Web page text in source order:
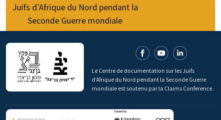
Juifs d’Afrique du Nord pendant la
Seconde Guerre mondiale
Le Centre de documentation sur les Juifs
d'Afrique du Nord pendant la Seconde Guerre
mondiale est soutenu par la Claims Conference.